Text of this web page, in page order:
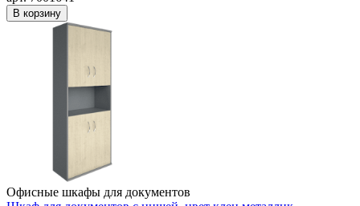
В корзину
Офисные шкафы для документов